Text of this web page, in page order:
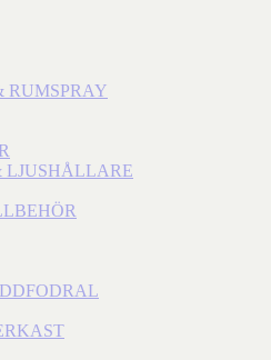
RUMSPRAY
LJUSHÅLLARE